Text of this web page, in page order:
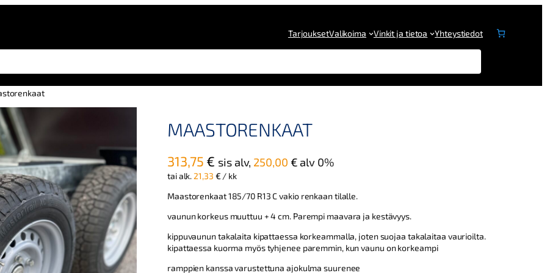
TarjouksetValikoima Vinkit ja tietoa Yhteystiedot
MAASTORENKAAT
313,75 € sis alv, 250,00 € alv 0%
tai alk. 21,33 € / kk
Maastorenkaat 185/70 R13 C vakio renkaan tilalle.
vaunun korkeus muuttuu + 4 cm. Parempi maavara ja kestävyys.
kippuvaunun takalaita kipattaessa korkeammalla, joten suojaa takalaitaa vaurioilta.
kipattaessa kuorma myös tyhjenee paremmin, kun vaunu on korkeampi
ramppien kanssa varustettuna ajokulma suurenee